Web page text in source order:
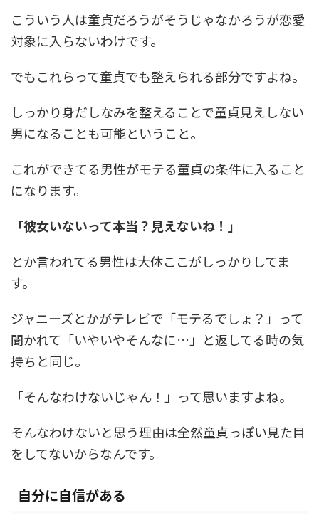
こういう人は童貞だろうがそうじゃなかろうが恋愛
対象に入らないわけです。
でもこれらって童貞でも整えられる部分ですよね。
しっかり身だしなみを整えることで童貞見えしない
男になることも可能ということ。
これができてる男性がモテる童貞の条件に入ること
になります。
「彼女いないって本当？見えないね！」
とか言われてる男性は大体ここがしっかりしてま
す。
ジャニーズとかがテレビで「モテるでしょ？」って
聞かれて「いやいやそんなに…」と返してる時の気
持ちと同じ。
「そんなわけないじゃん！」って思いますよね。
そんなわけないと思う理由は全然童貞っぽい見た目
をしてないからなんです。
自分に自信がある